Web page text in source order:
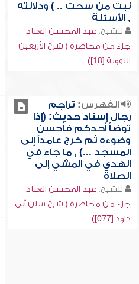
نبت من سحت .. ) ودلالته
, الأسئلة
للشيخ: عبد المحسن العباد
جزء من محاضرة ( شرح الأربعين
النووية [18])
الفهرس: تراجم
رجال إسناد حديث: (إذا
توضأ أحدكم فأحسن
وضوءه ثم خرج عامداً إلى
المسجد ...) , ما جاء في
الهدي في المشي إلى
الصلاة
للشيخ: عبد المحسن العباد
جزء من محاضرة ( شرح سنن أبي
داود [077])